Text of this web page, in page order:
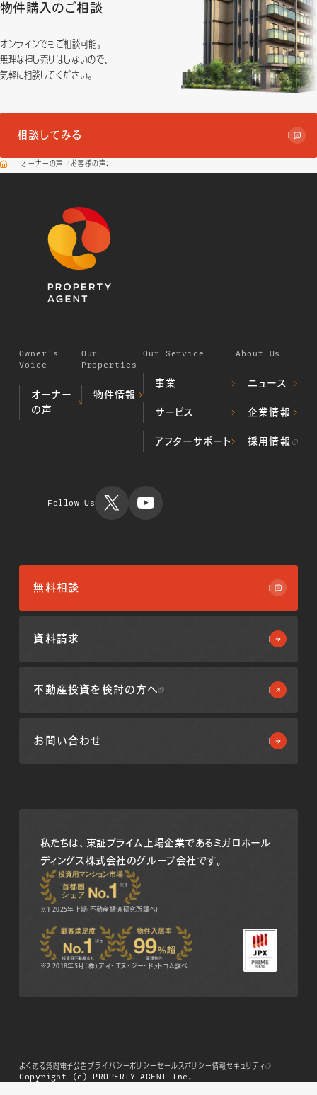
物件購入のご相談
オンラインでもご相談可能。
無理な押し売りはしないので、
気軽に相談してください。
相談してみる
オーナーの声 お客様の声：
Owner's
Voice
オーナー
の声
Our
Properties
物件情報
Our Service
事業
デベロッパー事業
プロパティマネジメ
サービス
ALL顔認証マン
アフターサポート
About Us
ニュース
企業情報
当社の歩み
採用情報
Follow Us
無料相談
資料請求
不動産投資を 検討の方へ
お問い合わせ
私たちは、東証プライム上場企業である ミガロホール
ディングス株式会社のグループ会社です。
※1 2025年上期(不動産経済研究所調べ)
※2 2018年5月（株）アイ・エヌ・ジー・ドットコム調べ
よくある質問電子公告プライバシーポリシーセールスポリシー情報セキュリティ
Copyright (c) PROPERTY AGENT Inc.